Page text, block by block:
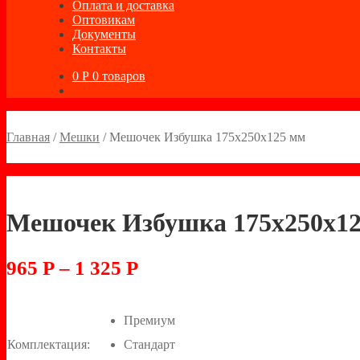
Оплата и доставка
Оптовикам
Документы
Контакты
0 Р 0 товаров
Главная /Мешки /Мешочек Избушка 175х250х125 мм
Мешочек Избушка
965 Р– 1 325 Р
Комплектация:
Премиум
Стандарт